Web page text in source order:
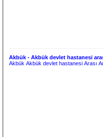
Akbük - Akbük devlet hastanesi
Akbük Akbük devlet hastanesi Arası